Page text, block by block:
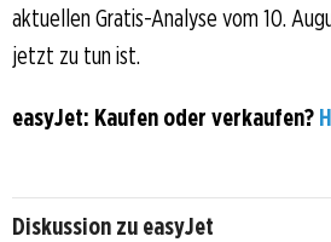
aktuellen Gratis-Analyse vom 10.
jetzt zu tun ist.
easyJet: Kaufen oder verkaufen?
Diskussion zu easyJet